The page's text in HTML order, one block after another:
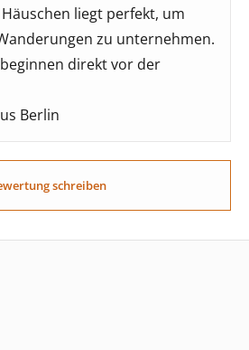
liegt perfekt, um
zu unternehmen.
direkt vor der
Berlin
schreiben